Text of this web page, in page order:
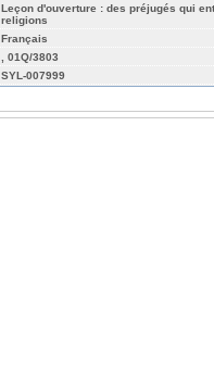
Leçon d'ouverture : des préjugés qui
religions
Français
, 01Q/3803
SYL-007999